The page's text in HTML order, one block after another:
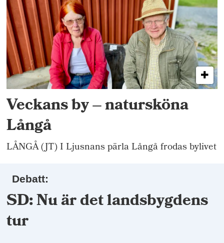
Veckans by – natursköna
Långå
LÅNGÅ (JT) I Ljusnans pärla Långå frodas bylivet
Debatt:
SD: Nu är det landsbygdens
tur